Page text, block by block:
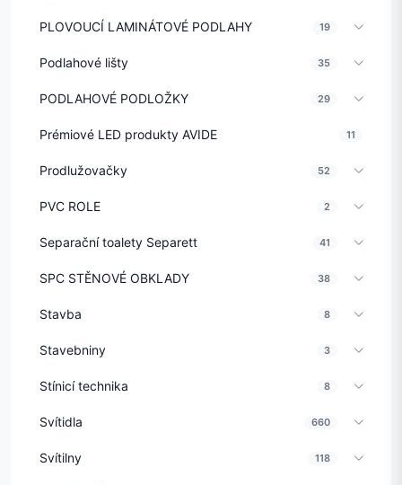
PLOVOUCÍ LAMINÁTOVÉ PODLAHY 19
Podlahové lišty 35
PODLAHOVÉ PODLOŽKY 29
Prémiové LED produkty AVIDE 11
Prodlužovačky 52
PVC ROLE 2
Separační toalety Separett 41
SPC STĚNOVÉ OBKLADY 38
Stavba 8
Stavebniny 3
Stínicí technika 8
Svítidla 660
Svítilny 118